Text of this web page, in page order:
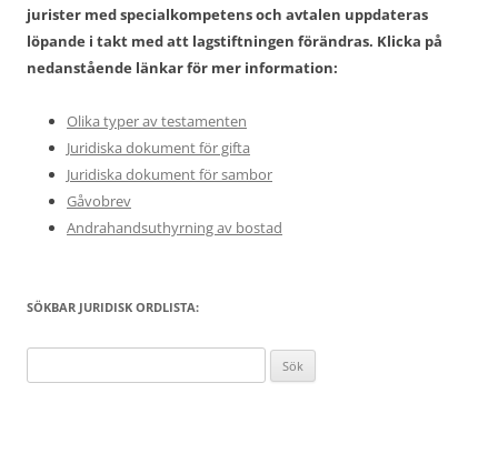
jurister med specialkompetens och avtalen uppdateras
löpande i takt med att lagstiftningen förändras. Klicka på
nedanstående länkar för mer information:
Olika typer av testamenten
Juridiska dokument för gifta
Juridiska dokument för sambor
Gåvobrev
Andrahandsuthyrning av bostad
SÖKBAR JURIDISK ORDLISTA:
efter: